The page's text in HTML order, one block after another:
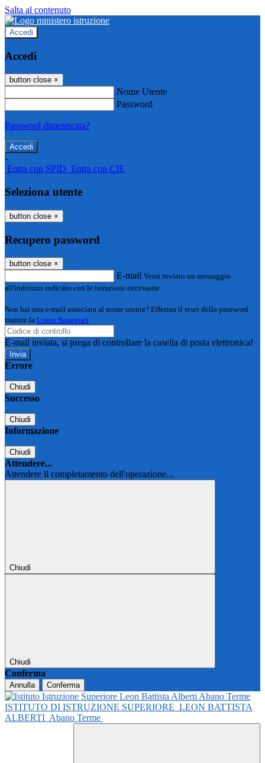
Salta al contenuto
Accedi
Accedi
button close ×
Nome Utente
Password
Password dimenticata?
-
Entra con SPID Entra con CIE
Seleziona utente
button close ×
Recupero password
button close ×
E-mail Verrà inviato un messaggio
all'indirizzo indicato con le istruzioni necessarie.
Non hai una e-mail associata al nome utente? Effettua il reset della password
tramite la Login Spaggiari
E-mail inviata, si prega di controllare la casella di posta elettronica!
Errore
Chiudi
Successo
Chiudi
Informazione
Chiudi
Attendere...
Attendere il completamento dell'operazione...
Chiudi
Chiudi
Conferma
Annulla Conferma
ISTITUTO DI ISTRUZIONE SUPERIORE LEON BATTISTA
ALBERTI Abano Terme